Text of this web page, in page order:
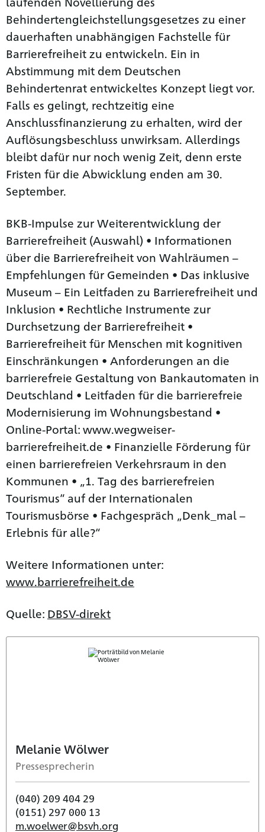
Behindertengleichstellungsgesetzes zu einer
dauerhaften unabhängigen Fachstelle für
Barrierefreiheit zu entwickeln. Ein in
Abstimmung mit dem Deutschen
Behindertenrat entwickeltes Konzept liegt vor.
Falls es gelingt, rechtzeitig eine
Anschlussfinanzierung zu erhalten, wird der
Auflösungsbeschluss unwirksam. Allerdings
bleibt dafür nur noch wenig Zeit, denn erste
Fristen für die Abwicklung enden am 30.
September.
BKB-Impulse zur Weiterentwicklung der
Barrierefreiheit (Auswahl) • Informationen
über die Barrierefreiheit von Wahlräumen –
Empfehlungen für Gemeinden • Das inklusive
Museum – Ein Leitfaden zu Barrierefreiheit und
Inklusion • Rechtliche Instrumente zur
Durchsetzung der Barrierefreiheit •
Barrierefreiheit für Menschen mit kognitiven
Einschränkungen • Anforderungen an die
barrierefreie Gestaltung von Bankautomaten in
Deutschland • Leitfaden für die barrierefreie
Modernisierung im Wohnungsbestand •
Online-Portal: www.wegweiser-
barrierefreiheit.de • Finanzielle Förderung für
einen barrierefreien Verkehrsraum in den
Kommunen • „1. Tag des barrierefreien
Tourismus“ auf der Internationalen
Tourismusbörse • Fachgespräch „Denk_mal –
Erlebnis für alle?“
Weitere Informationen unter:
www.barrierefreiheit.de
Quelle: DBSV-direkt
Melanie Wölwer
Pressesprecherin
(040) 209 404 29
(0151) 297 000 13
m.woelwer@bsvh.org